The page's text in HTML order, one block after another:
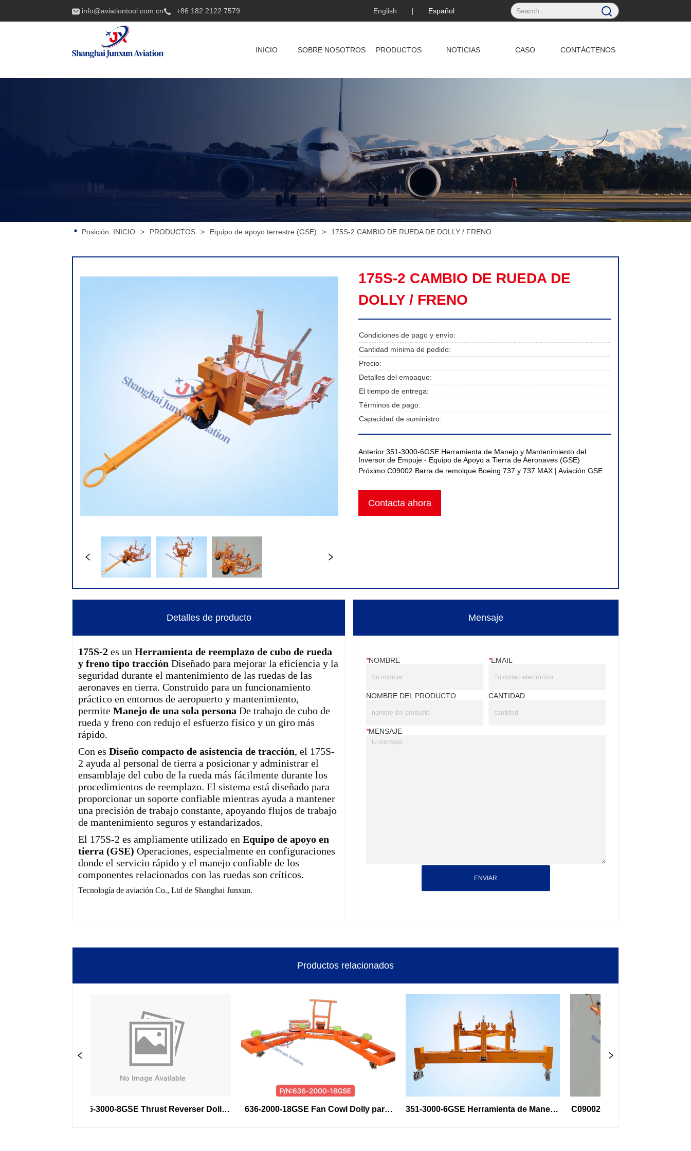
info@aviationtool.com.cn +86 182 2122 7579 English Español
INICIO SOBRE NOSOTROS PRODUCTOS NOTICIAS CASO CONTÁCTENOS
Posición: INICIO > PRODUCTOS > Equipo de apoyo terrestre (GSE) > 175S-2 CAMBIO DE RUEDA DE DOLLY / FRENO
175S-2 CAMBIO DE RUEDA DE
DOLLY / FRENO
Condiciones de pago y envío:
Cantidad mínima de pedido:
Precio:
Detalles del empaque:
El tiempo de entrega:
Términos de pago:
Capacidad de suministro:
Anterior:351-3000-6GSE Herramienta de Manejo y Mantenimiento del
Inversor de Empuje - Equipo de Apoyo a Tierra de Aeronaves (GSE)
Próximo:C09002 Barra de remolque Boeing 737 y 737 MAX | Aviación GSE
Contacta ahora
Detalles de producto Mensaje
*NOMBRE *EMAIL
NOMBRE DEL PRODUCTO CANTIDAD
*MENSAJE
ENVIAR
Productos relacionados
636-3000-8GSE Thrust Reverser Dolly
636-2000-18GSE Fan Cowl Dolly para
351-3000-6GSE Herramienta de Manejo
C09002 Barra de remolque Boeing